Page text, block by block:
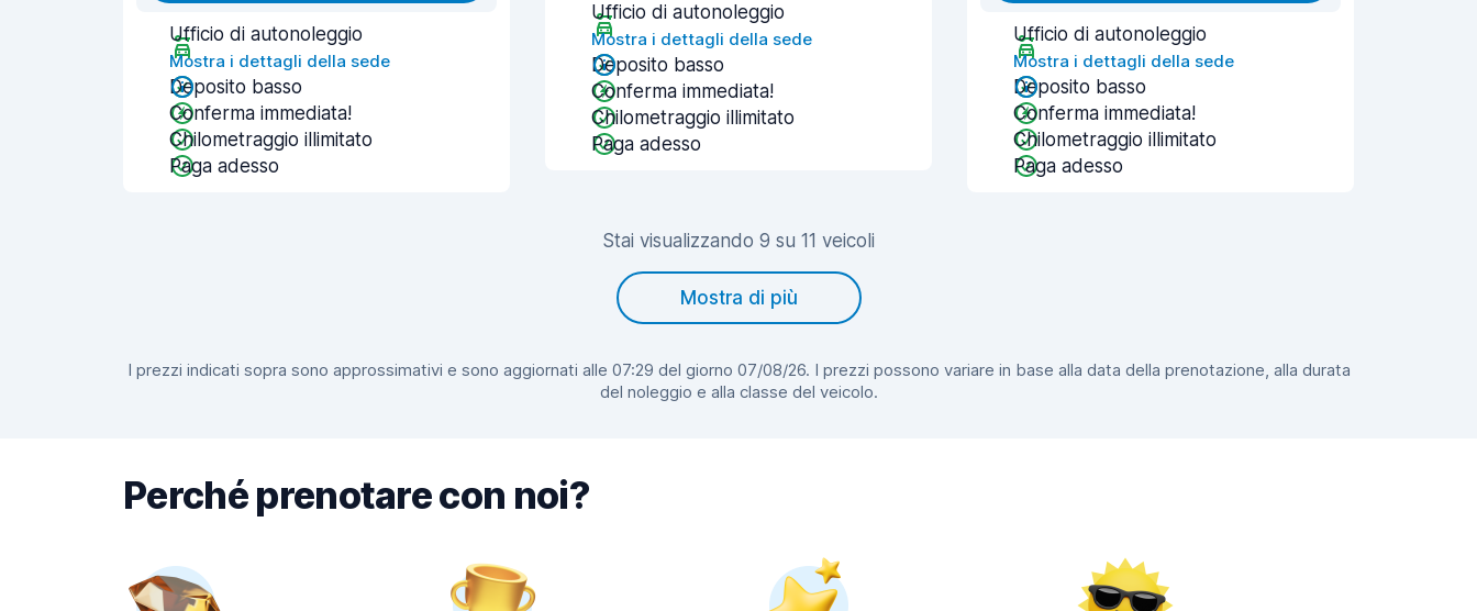
Ufficio di autonoleggio
Mostra i dettagli della sede
Deposito basso
Conferma immediata!
Chilometraggio illimitato
Paga adesso
Ufficio di autonoleggio
Mostra i dettagli della sede
Deposito basso
Conferma immediata!
Chilometraggio illimitato
Paga adesso
Ufficio di autonoleggio
Mostra i dettagli della sede
Deposito basso
Conferma immediata!
Chilometraggio illimitato
Paga adesso
Stai visualizzando 9 su 11 veicoli
Mostra di più
I prezzi indicati sopra sono approssimativi e sono aggiornati alle 07:29 del giorno 07/08/26. I prezzi possono variare in base alla data della prenotazione, alla durata
del noleggio e alla classe del veicolo.
Perché prenotare con noi?